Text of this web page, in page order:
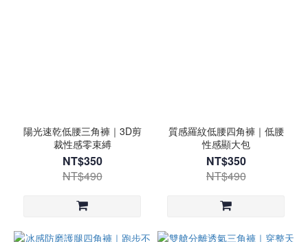
陽光速乾低腰三角褲｜3D剪
裁性感零束縛
NT$350
NT$490
質感羅紋低腰四角褲｜低腰
性感顯大包
NT$350
NT$490